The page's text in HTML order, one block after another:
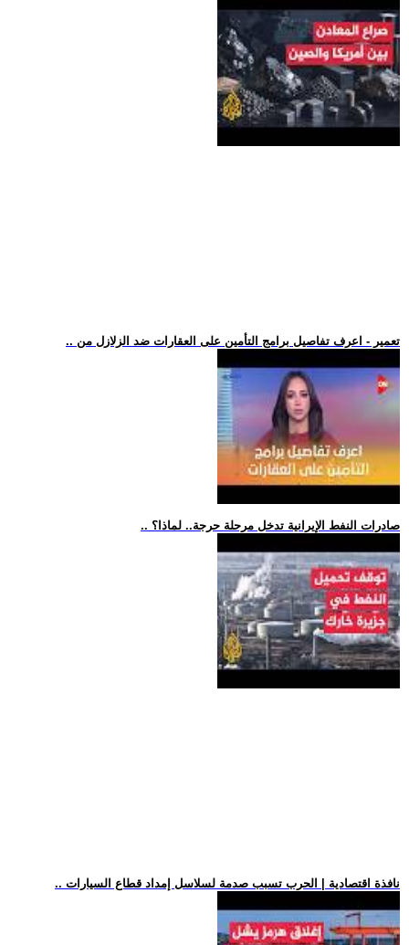
.. تعمير - اعرف تفاصيل برامج التأمين على العقارات ضد الزلازل من
.. صادرات النفط الإيرانية تدخل مرحلة حرجة.. لماذا؟
.. نافذة اقتصادية | الحرب تسبب صدمة لسلاسل إمداد قطاع السيارات